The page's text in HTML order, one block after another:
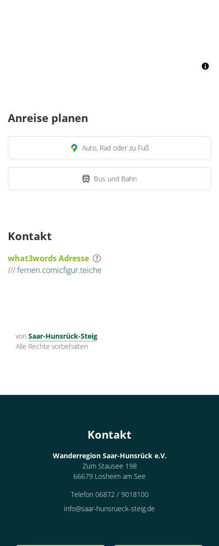
Anreise planen
Auto, Rad oder zu Fuß
Bus und Bahn
Kontakt
what3words Adresse
///fernen.comicfigur.teiche
von Saar-Hunsrück-Steig
Alle Rechte vorbehalten
Kontakt
Wanderregion Saar-Hunsrück e.V.
Zum Stausee 198
66679 Losheim am See
Telefon 06872 / 9018100
info@saar-hunsrueck-steig.de